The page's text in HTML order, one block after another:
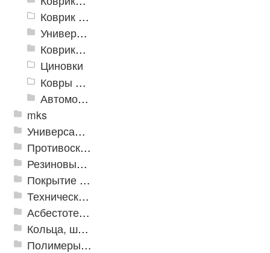
Коврик флокированный
Универсальные коврики
Коврики хлопковые
Циновки
Ковры для детской
Автомобильные коврики
mks
Универсальные модульные покрытия
Противоскользящая защита для лестниц, профили, ленты
Резиновые и ПВХ дорожки
Покрытие из резиновой крошки
Техническая резина
Асбестотехнические и теплоизоляционные материалы
Кольца, шайбы, манжеты
Полимеры и пластики